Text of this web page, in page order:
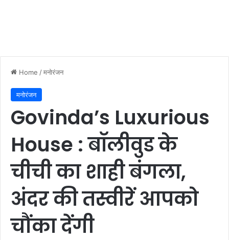
Home /मनोरंजन
मनोरंजन
Govinda’s Luxurious
House : बॉलीवुड के
चीची का शाही बंगला,
अंदर की तस्वीरें आपको
चौंका देंगी